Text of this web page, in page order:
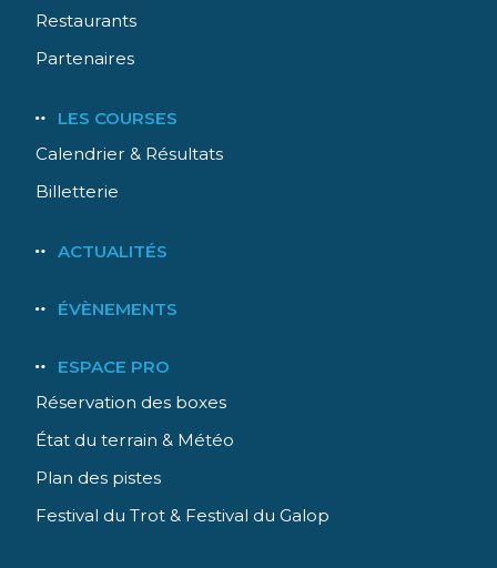
Restaurants
Partenaires
LES COURSES
Calendrier & Résultats
Billetterie
ACTUALITÉS
ÉVÈNEMENTS
ESPACE PRO
Réservation des boxes
État du terrain & Météo
Plan des pistes
Festival du Trot & Festival du Galop